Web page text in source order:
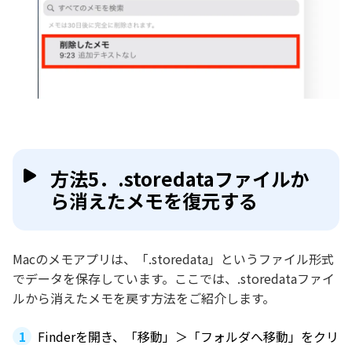
方法5．.storedataファイルか
ら消えたメモを復元する
Macのメモアプリは、「.storedata」というファイル形式
でデータを保存しています。ここでは、.storedataファイ
ルから消えたメモを戻す方法をご紹介します。
Finderを開き、「移動」＞「フォルダへ移動」をクリ